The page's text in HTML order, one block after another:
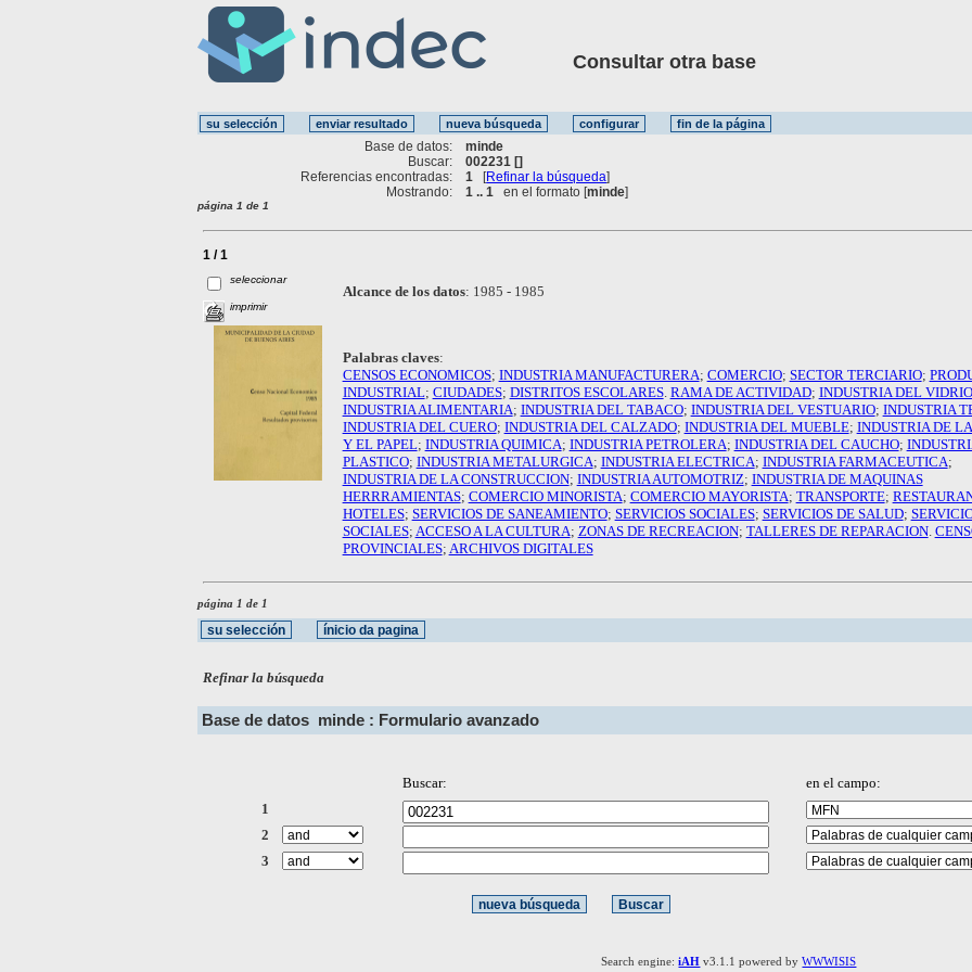
Consultar otra base
Base de datos:
minde
Buscar:
002231 []
Referencias encontradas:
1 [Refinar la búsqueda]
Mostrando:
1 .. 1 en el formato [minde]
página 1 de 1
1 / 1
seleccionar
imprimir
Alcance de los datos: 1985 - 1985
Palabras claves:
CENSOS ECONOMICOS; INDUSTRIA MANUFACTURERA; COMERCIO; SECTOR TERCIARIO;
INDUSTRIAL; CIUDADES; DISTRITOS ESCOLARES. RAMA DE ACTIVIDAD; INDUSTRIA DEL VIDRIO
INDUSTRIA ALIMENTARIA; INDUSTRIA DEL TABACO; INDUSTRIA DEL VESTUARIO; INDUSTRIA
INDUSTRIA DEL CUERO; INDUSTRIA DEL CALZADO; INDUSTRIA DEL MUEBLE; INDUSTRIA DE
Y EL PAPEL; INDUSTRIA QUIMICA; INDUSTRIA PETROLERA; INDUSTRIA DEL CAUCHO;
PLASTICO; INDUSTRIA METALURGICA; INDUSTRIA ELECTRICA; INDUSTRIA FARMACEUTICA;
INDUSTRIA DE LA CONSTRUCCION; INDUSTRIA AUTOMOTRIZ; INDUSTRIA DE MAQUINAS
HERRRAMIENTAS; COMERCIO MINORISTA; COMERCIO MAYORISTA; TRANSPORTE;
HOTELES; SERVICIOS DE SANEAMIENTO; SERVICIOS SOCIALES; SERVICIOS DE SALUD;
SOCIALES; ACCESO A LA CULTURA; ZONAS DE RECREACION; TALLERES DE REPARACION.
PROVINCIALES; ARCHIVOS DIGITALES
página 1 de 1
Refinar la búsqueda
Base de datos minde : Formulario avanzado
Buscar:
en el campo:
1
2
3
Search engine:iAH v3.1.1 powered byWWWISIS